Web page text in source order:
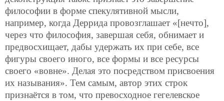
философии в форме спекулятивной мысли,
например, когда Деррида провозглашает «[нечто],
через что философия, завершая себя, обнимает и
предвосхищает, дабы удержать их при себе, все
фигуры своего иного, все формы и все ресурсы
своего «вовне». Делая это посредством присвоения
их называния». Тем самым, автор этих строк
признаётся в том, что превосходное гегелевское